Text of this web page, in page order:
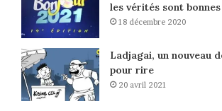
les vérités sont
18 décembre 2020
Ladjagai, un nouveau
pour rire
20 avril 2021